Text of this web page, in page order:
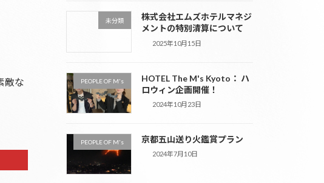
敵な
未分類
株式会社エムズホテルマネジ
メントの特別清算について
2025年10月15日
PEOPLE OF M's
HOTEL The M's Kyoto： ハ
ロウィン企画開催！
2024年10月23日
PEOPLE OF M's 京都五山送り火鑑賞プラン
2024年7月10日